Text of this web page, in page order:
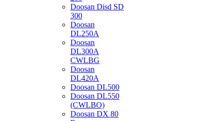
Doosan Disd SD
300
Doosan
DL250A
Doosan
DL300A
CWLBG
Doosan
DL420A
Doosan DL500
Doosan DL550
(CWLBO)
Doosan DX 80